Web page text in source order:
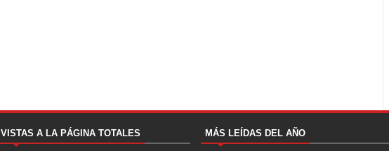
VISTAS A LA PÁGINA TOTALES MÁS LEÍDAS DEL AÑO